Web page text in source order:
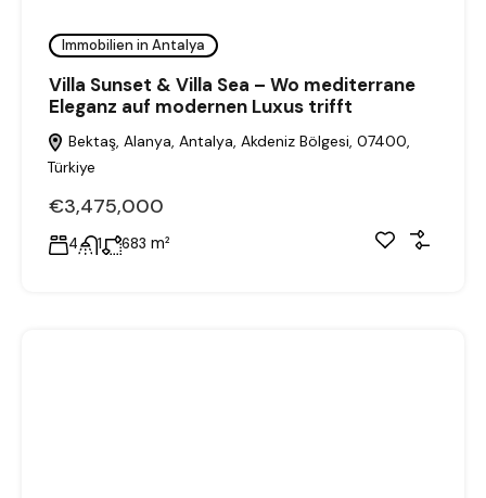
Immobilien in Antalya
Villa Sunset & Villa Sea – Wo mediterrane
Eleganz auf modernen Luxus trifft
Bektaş, Alanya, Antalya, Akdeniz Bölgesi, 07400,
Türkiye
€3,475,000
4 1 683 m²